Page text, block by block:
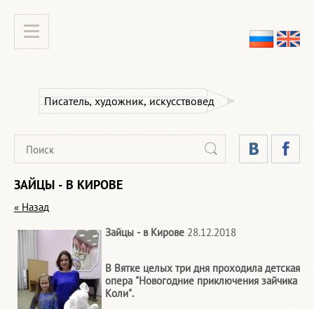
Писатель, художник, искусствовед
ЗАЙЦЫ - В КИРОВЕ
« Назад
Зайцы - в Кирове 28.12.2018
В Вятке целых три дня проходила детская
опера "Новогодние приключения зайчика
Коли".